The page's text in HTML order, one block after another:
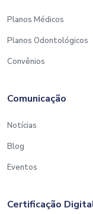
Planos Médicos
Planos Odontológicos
Convênios
Comunicação
Notícias
Blog
Eventos
Certificação